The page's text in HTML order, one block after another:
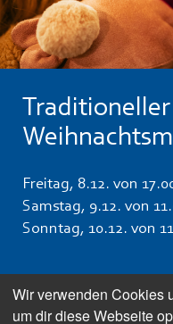
Traditioneller
Freitag, 8.12. von
Samstag, 9.12. von
Sonntag, 10.12. von
Wir verwenden Cookies
um dir diese Webseite